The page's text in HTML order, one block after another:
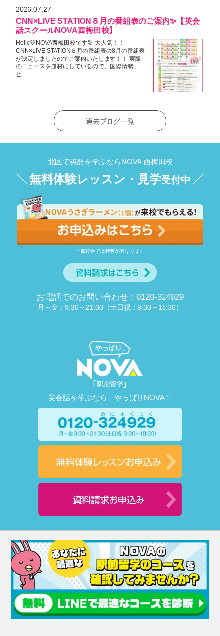
CNN×LIVE STATION８月の番組表のご案内✨【英会
話スクールNOVA西梅田校】
2026.07.27
Hello💛NOVA西梅田校です🐰 大人気！！
CNN×LIVE STATION８月の番組表の8月の番組表
が決定しましたのでご案内いたします！！ 実際
のニュースを題材にしているので、国際情勢、
ビ
過去ブログ一覧
北区で英語を学ぶならNOVA 西梅田校
無料体験レッスン・見学受付中
一部校舎では特典が異なります
お電話でのお問い合わせ：0120-324929
月～金：9:30～21:30（土日祝：9:30～18:30）
英会話を学ぶなら、やっぱりNOVA！